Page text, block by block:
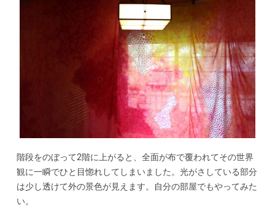
階段をのぼって2階に上がると、全面が布で覆われてその世界
観に一瞬でひと目惚れしてしまいました。光がさしている部分
は少し透けて外の景色が見えます。自分の部屋でもやってみた
い。